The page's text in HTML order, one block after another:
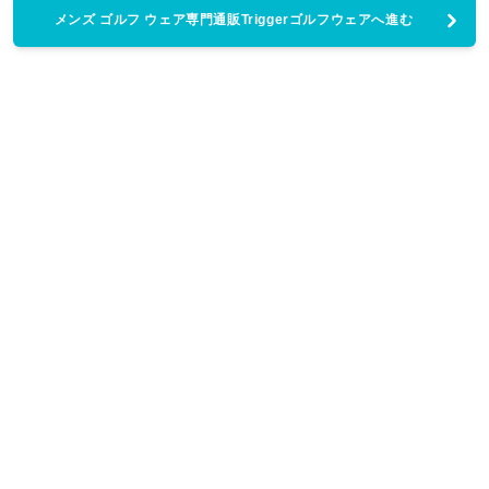
メンズ ゴルフ ウェア専門通販Triggerゴルフウェアへ進む